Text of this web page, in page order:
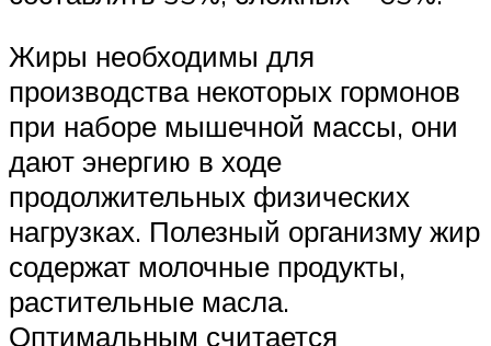
Жиры необходимы для
производства некоторых гормонов
при наборе мышечной массы, они
дают энергию в ходе
продолжительных физических
нагрузках. Полезный организму жир
содержат молочные продукты,
растительные масла.
Оптимальным считается